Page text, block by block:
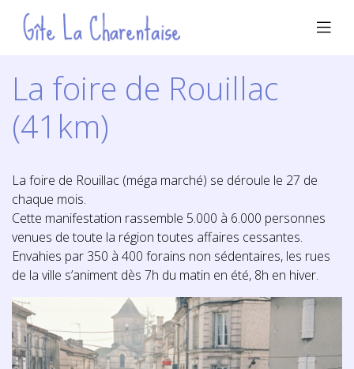
La foire de Rouillac
(41km)
La foire de Rouillac (méga marché) se déroule le 27 de
chaque mois.
Cette manifestation rassemble 5.000 à 6.000 personnes
venues de toute la région toutes affaires cessantes.
Envahies par 350 à 400 forains non sédentaires, les rues
de la ville s’animent dès 7h du matin en été, 8h en hiver.